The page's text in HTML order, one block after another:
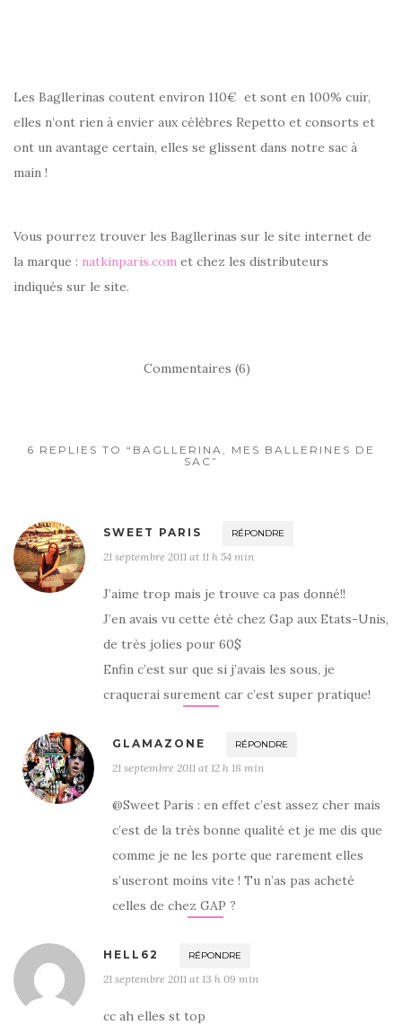
Les Bagllerinas coutent environ 110€ et sont en 100% cuir,
elles n’ont rien à envier aux célèbres Repetto et consorts et
ont un avantage certain, elles se glissent dans notre sac à
main !
Vous pourrez trouver les Bagllerinas sur le site internet de
la marque : natkinparis.com et chez les distributeurs
indiqués sur le site.
Commentaires (6)
6 REPLIES TO “BAGLLERINA, MES BALLERINES DE
SAC”
SWEET PARIS RÉPONDRE
21 septembre 2011 at 11 h 54 min
J’aime trop mais je trouve ca pas donné!!
J’en avais vu cette été chez Gap aux Etats-Unis,
de très jolies pour 60$
Enfin c’est sur que si j’avais les sous, je
craquerai surement car c’est super pratique!
GLAMAZONE RÉPONDRE
21 septembre 2011 at 12 h 18 min
@Sweet Paris : en effet c’est assez cher mais
c’est de la très bonne qualité et je me dis que
comme je ne les porte que rarement elles
s’useront moins vite ! Tu n’as pas acheté
celles de chez GAP ?
HELL62 RÉPONDRE
21 septembre 2011 at 13 h 09 min
cc ah elles st top